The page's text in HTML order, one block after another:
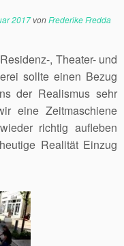
2017 vonFrederike Fredda
, Theater- und
sollte einen Bezug
der Realismus sehr
eine Zeitmaschiene
richtig aufleben
Realität Einzug